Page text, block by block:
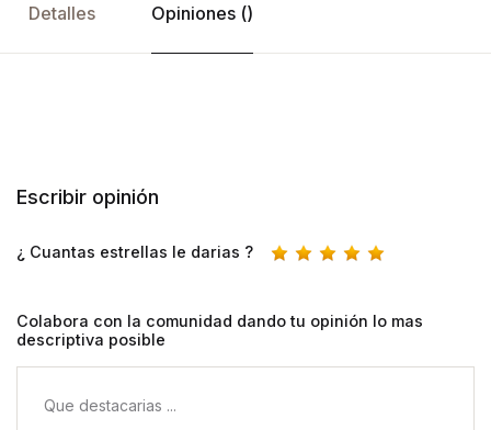
Detalles Opiniones ()
Escribir opinión
¿ Cuantas estrellas le darias ?
Colabora con la comunidad dando tu opinión lo mas
descriptiva posible